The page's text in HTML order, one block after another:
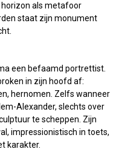
als metafoor
staat zijn monument
een befaamd portrettist.
in zijn hoofd af:
hernomen. Zelfs wanneer
Alexander, slechts over
te scheppen. Zijn
impressionistisch in toets,
karakter.